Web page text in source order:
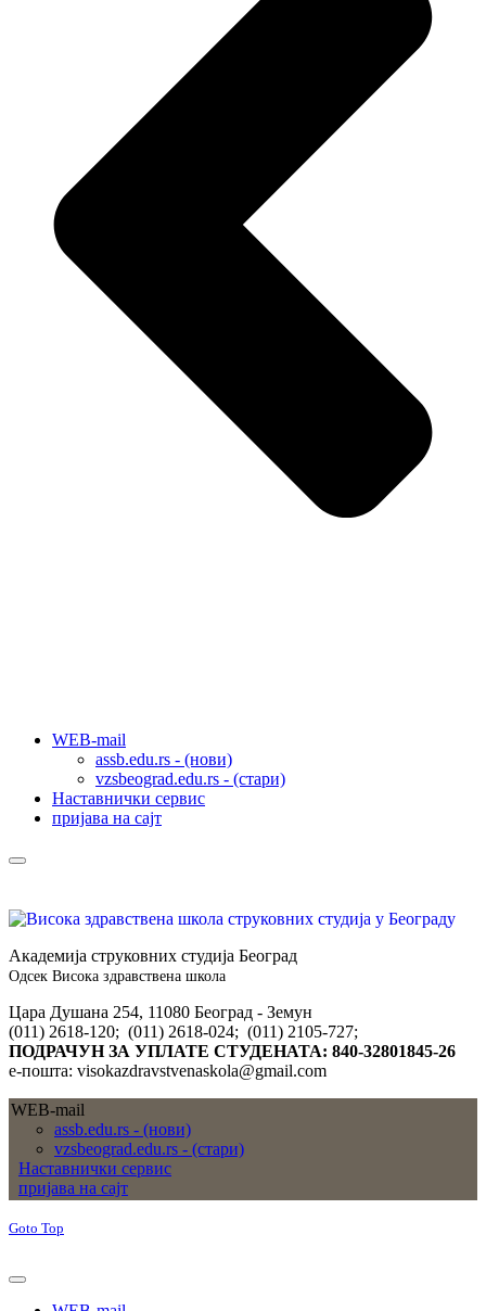
WEB-mail
assb.edu.rs - (нови)
vzsbeograd.edu.rs - (стари)
Наставнички сервис
пријава на сајт
Академија струковних студија Београд
Одсек Висока здравствена школа
Цара Душана 254, 11080 Београд - Земун
(011) 2618-120; (011) 2618-024; (011) 2105-727;
ПОДРАЧУН ЗА УПЛАТЕ СТУДЕНАТА: 840-32801845-26
е-пошта: visokazdravstvenaskola@gmail.com
WEB-mail
assb.edu.rs - (нови)
vzsbeograd.edu.rs - (стари)
Наставнички сервис
пријава на сајт
Goto Top